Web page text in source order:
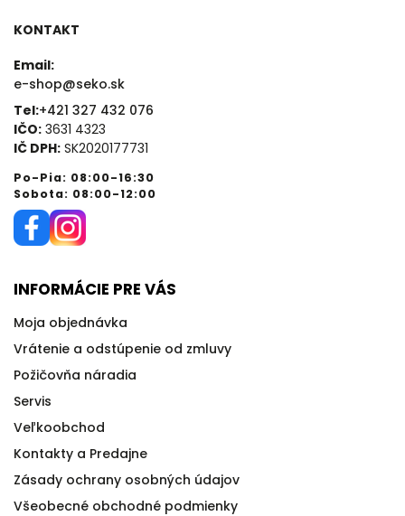
KONTAKT
Email:
e-shop@seko.sk
Tel:+421 327 432 076
IČO: 3631 4323
IČ DPH: SK2020177731
Po-Pia: 08:00-16:30
Sobota: 08:00-12:00
INFORMÁCIE PRE VÁS
Moja objednávka
Vrátenie a odstúpenie od zmluvy
Požičovňa náradia
Servis
Veľkoobchod
Kontakty a Predajne
Zásady ochrany osobných údajov
Všeobecné obchodné podmienky